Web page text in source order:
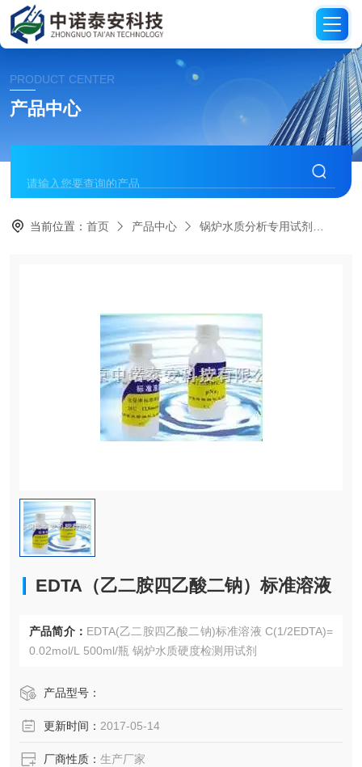
PRODUCT CENTER
产品中心
当前位置：首页 产品中心 锅炉水质分析专用试剂
EDTA（乙二胺四乙酸二钠）标准溶液
产品简介： EDTA(乙二胺四乙酸二钠)标准溶液 C(1/2EDTA)=
0.02mol/L 500ml/瓶 锅炉水质硬度检测用试剂
产品型号：
更新时间： 2017-05-14
厂商性质： 生产厂家